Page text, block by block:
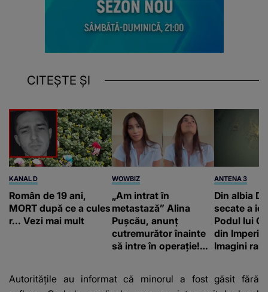
CITEȘTE ȘI
KANAL D
Român de 19 ani,
MORT după ce a cules
r... Vezi mai mult
WOWBIZ
„Am intrat în
metastază” Alina
Pușcău, anunț
cutremurător înainte
să intre în operație!
fanilor
ANTENA 3
Din albia
secate a
Podul lui
din
Imagini
Autoritățile au informat că minorul a fost găsit fără